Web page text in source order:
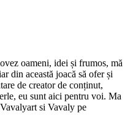
oameni, idei și frumos, mă
din această joacă să ofer și
de creator de conținut,
eu sunt aici pentru voi. Ma
si Vavaly pe